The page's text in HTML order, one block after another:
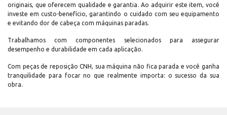
originais, que oferecem qualidade e garantia. Ao adquirir este item, você
investe em custo-benefício, garantindo o cuidado com seu equipamento
e evitando dor de cabeça com máquinas paradas.
Trabalhamos com componentes selecionados para assegurar
desempenho e durabilidade em cada aplicação.
Com peças de reposição CNH, sua máquina não fica parada e você ganha
tranquilidade para focar no que realmente importa: o sucesso da sua
obra.